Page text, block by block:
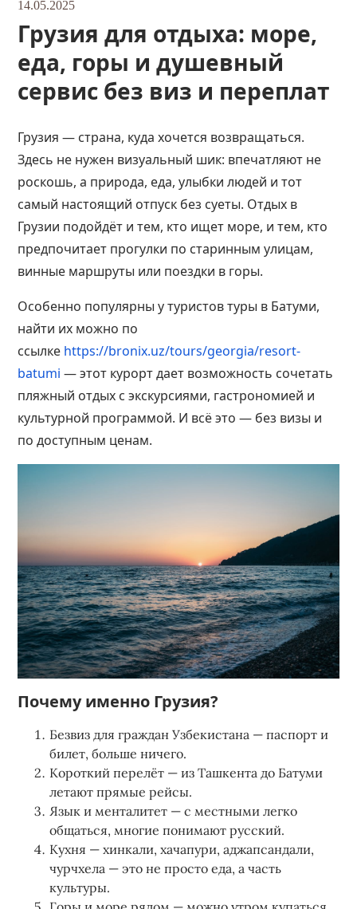
14.05.2025
Грузия для отдыха: море,
еда, горы и душевный
сервис без виз и переплат
Грузия — страна, куда хочется возвращаться.
Здесь не нужен визуальный шик: впечатляют не
роскошь, а природа, еда, улыбки людей и тот
самый настоящий отпуск без суеты. Отдых в
Грузии подойдёт и тем, кто ищет море, и тем, кто
предпочитает прогулки по старинным улицам,
винные маршруты или поездки в горы.
Особенно популярны у туристов туры в Батуми,
найти их можно по
ссылке https://bronix.uz/tours/georgia/resort-
batumi — этот курорт дает возможность сочетать
пляжный отдых с экскурсиями, гастрономией и
культурной программой. И всё это — без визы и
по доступным ценам.
Почему именно Грузия?
Безвиз для граждан Узбекистана — паспорт и
билет, больше ничего.
Короткий перелёт — из Ташкента до Батуми
летают прямые рейсы.
Язык и менталитет — с местными легко
общаться, многие понимают русский.
Кухня — хинкали, хачапури, аджапсандали,
чурчхела — это не просто еда, а часть
культуры.